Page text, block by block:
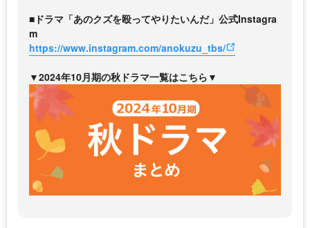
■ドラマ「あのクズを殴ってやりたいんだ」公式Instagra
m
https://www.instagram.com/anokuzu_tbs/
▼2024年10月期の秋ドラマ一覧はこちら▼